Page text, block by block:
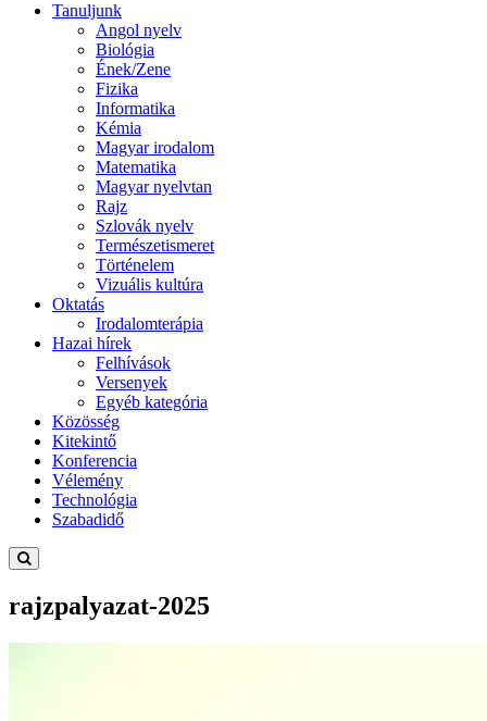
Tanuljunk
Angol nyelv
Biológia
Ének/Zene
Fizika
Informatika
Kémia
Magyar irodalom
Matematika
Magyar nyelvtan
Rajz
Szlovák nyelv
Természetismeret
Történelem
Vizuális kultúra
Oktatás
Irodalomterápia
Hazai hírek
Felhívások
Versenyek
Egyéb kategória
Közösség
Kitekintő
Konferencia
Vélemény
Technológia
Szabadidő
rajzpalyazat-2025